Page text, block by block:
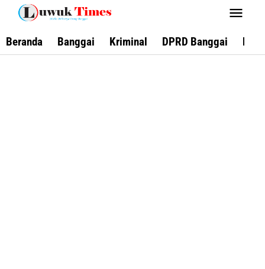
Lewati
konten
Beranda Banggai Kriminal DPRD Banggai